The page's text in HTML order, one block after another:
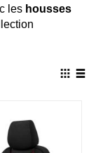
les housses